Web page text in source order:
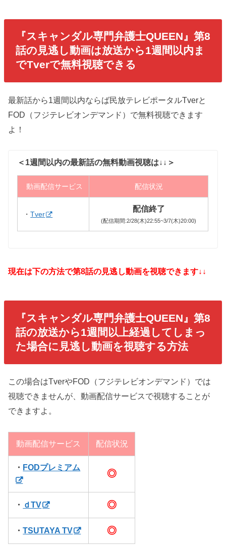
『スキャンダル専門弁護士QUEEN』第8
話の見逃し動画は放送から1週間以内ま
でTverで無料視聴できる
最新話から1週間以内ならば民放テレビポータルTverと
FOD（フジテレビオンデマンド）で無料視聴できます
よ！
＜1週間以内の最新話の無料動画視聴は↓↓＞
動画配信サービス 配信状況
・Tver
配信終了
(配信期間:2/28(木)22:55~3/7(木)20:00)
現在は下の方法で第8話の見逃し動画を視聴できます↓↓
『スキャンダル専門弁護士QUEEN』第8
話の放送から1週間以上経過してしまっ
た場合に見逃し動画を視聴する方法
この場合はTverやFOD（フジテレビオンデマンド）では
視聴できませんが、動画配信サービスで視聴することが
できますよ。
動画配信サービス 配信状況
・ FODプレミアム
◎
・ ｄTV ◎
・TSUTAYA TV ◎